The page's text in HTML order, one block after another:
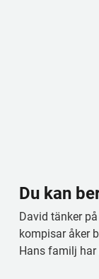
Du kan
David tänker
kompisar åker
Hans familj har